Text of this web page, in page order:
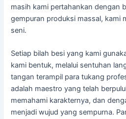
masih kami pertahankan dengan
gempuran produksi massal, kami
seni.
Setiap bilah besi yang kami
kami bentuk, melalui sentuhan
tangan terampil para tukang
adalah maestro yang telah
memahami karakternya, dan
menjadi wujud yang sempurna.